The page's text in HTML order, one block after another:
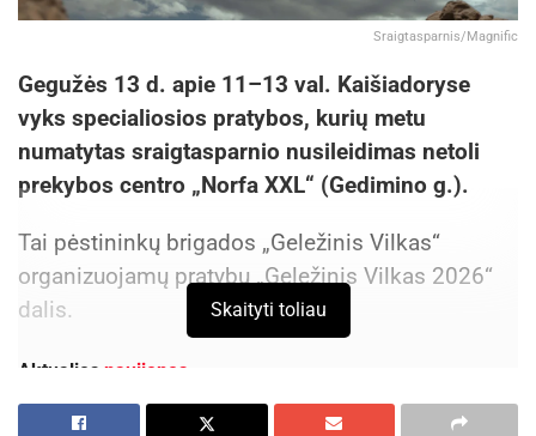
Sraigtasparnis/Magnific
Gegužės 13 d. apie 11–13 val. Kaišiadoryse
vyks specialiosios pratybos, kurių metu
numatytas sraigtasparnio nusileidimas netoli
prekybos centro „Norfa XXL“ (Gedimino g.).
Tai pėstininkų brigados „Geležinis Vilkas“
organizuojamų pratybų „Geležinis Vilkas 2026“
dalis.
Aktualios naujienos
Skaityti toliau